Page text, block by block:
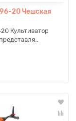
20 Чешская
Культиватор